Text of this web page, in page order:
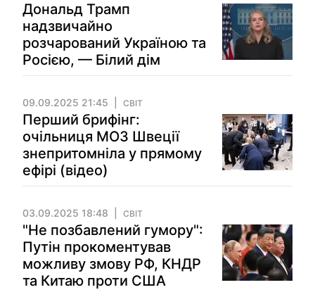
Дональд Трамп
надзвичайно
розчарований Україною та
Росією, — Білий дім
09.09.2025 21:45 СВІТ
Перший брифінг:
очільниця МОЗ Швеції
знепритомніла у прямому
ефірі (відео)
03.09.2025 18:48 СВІТ
"Не позбавлений гумору":
Путін прокоментував
можливу змову РФ, КНДР
та Китаю проти США